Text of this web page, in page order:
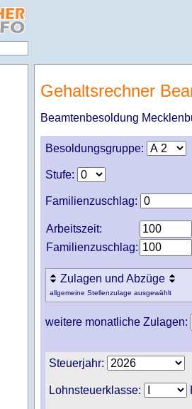
Gehaltsrechner
Beamtenbesoldung
Besoldungsgruppe:
Stufe:
Familienzuschlag:
Arbeitszeit:
Familienzuschlag:
Zulagen und Abzüge
allgemeine Stellenzulage ausgewählt
weitere monatliche Zulagen:
Steuerjahr:
Lohnsteuerklasse: